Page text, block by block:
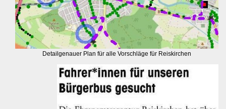
Detailgenauer Plan für alle Vorschläge für Reiskirchen